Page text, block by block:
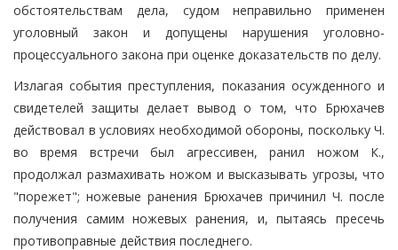
обстоятельствам дела, судом неправильно применен
уголовный закон и допущены нарушения уголовно-
процессуального закона при оценке доказательств по делу.
Излагая события преступления, показания осужденного и
свидетелей защиты делает вывод о том, что Брюхачев
действовал в условиях необходимой обороны, поскольку Ч.
во время встречи был агрессивен, ранил ножом К.,
продолжал размахивать ножом и высказывать угрозы, что
"порежет"; ножевые ранения Брюхачев причинил Ч. после
получения самим ножевых ранения, и, пытаясь пресечь
противоправные действия последнего.